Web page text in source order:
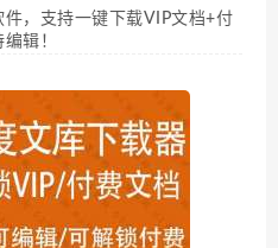
，支持一键下载VIP文档+付
辑！